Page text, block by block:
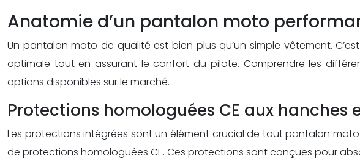
Anatomie d’un pantalon moto
Un pantalon moto de qualité est bien plus qu’un simple vêtement.
optimale tout en assurant le confort du pilote. Comprendre les
options disponibles sur le marché.
Protections homologuées CE aux hanches
Les protections intégrées sont un élément crucial de tout pantalon
de protections homologuées CE. Ces protections sont conçues pour